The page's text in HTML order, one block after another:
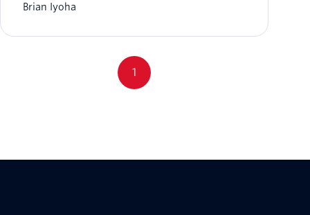
Brian Iyoha
1